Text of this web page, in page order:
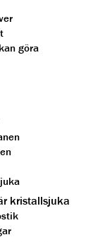
göra
kristallsjuka